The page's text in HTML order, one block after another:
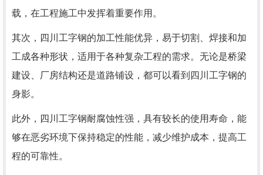
载，在工程施工中发挥着重要作用。
其次，四川工字钢的加工性能优异，易于切割、焊接和加
工成各种形状，适用于各种复杂工程的需求。无论是桥梁
建设、厂房结构还是道路铺设，都可以看到四川工字钢的
身影。
此外，四川工字钢耐腐蚀性强，具有较长的使用寿命，能
够在恶劣环境下保持稳定的性能，减少维护成本，提高工
程的可靠性。